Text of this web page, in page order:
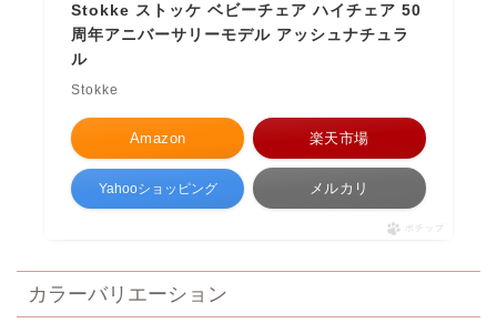
Stokke ストッケ ベビーチェア ハイチェア 50
周年アニバーサリーモデル アッシュナチュラ
ル
Stokke
Amazon 楽天市場
Yahooショッピング メルカリ
ポチップ
カラーバリエーション